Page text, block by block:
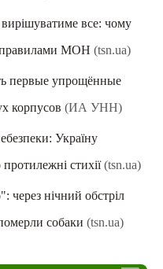
все: чому
правилами МОН (tsn.ua)
первые упрощённые
корпусов (ИА УНН)
Україну
стихії (tsn.ua)
через нічний обстріл
собаки (tsn.ua)